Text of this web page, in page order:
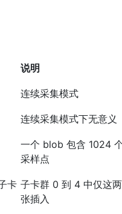
说明
连续采集模式
连续采集模式下无意义
一个 blob 包含 1024
采样点
卡 子卡群 0 到 4 中仅这两
张插入